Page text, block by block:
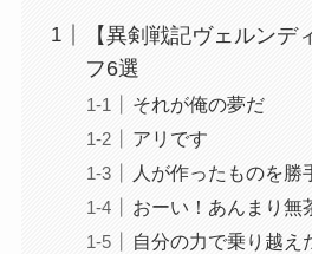
【異剣戦記ヴェルンデ
フ6選
それが俺の夢だ
アリです
人が作ったものを勝
おーい！あんまり無
自分の力で乗り越え